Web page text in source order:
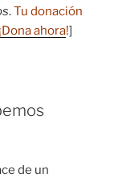
.Tu donación
¡Dona ahora!]
de un